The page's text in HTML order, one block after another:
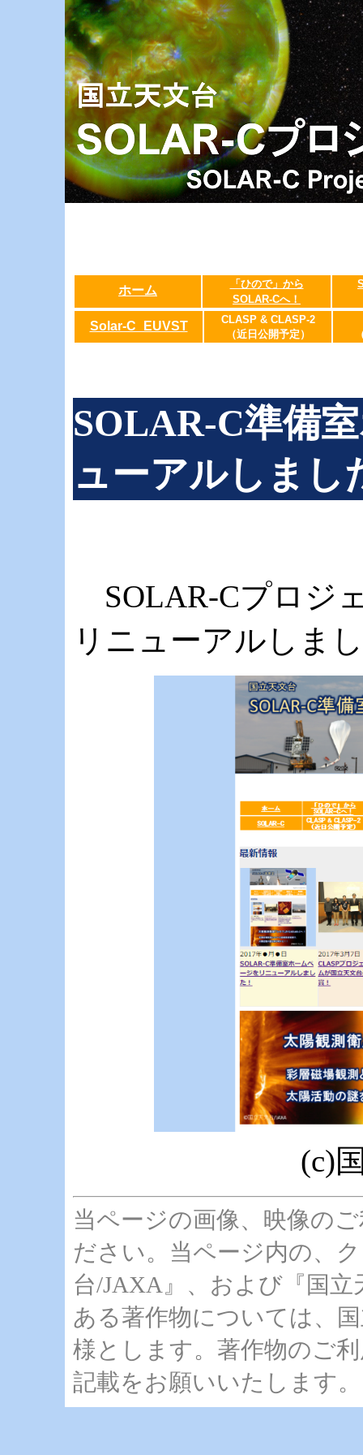
ホーム
「ひので」から
SOLAR-Cへ！
Solar-C_EUVST
CLASP & CLASP-2
（近日公開予定）
SOLAR-C準備
ューアルしまし
SOLAR-Cプロジ
リニューアルしま
(c)
当ページの画像、映像の
ださい。当ページ内の、
台/JAXA』、および『国立
ある著作物については、
様とします。著作物のご
記載をお願いいたします。